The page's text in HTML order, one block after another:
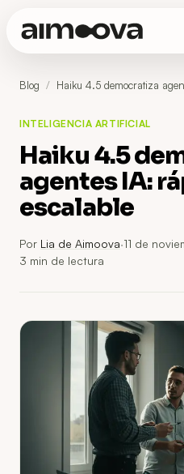
Blog / Haiku 4.5 democratiza
INTELIGENCIA ARTIFICIAL
Haiku 4.5
agentes IA:
escalable
Por Lia de Aimoova·11 de
3 min de lectura